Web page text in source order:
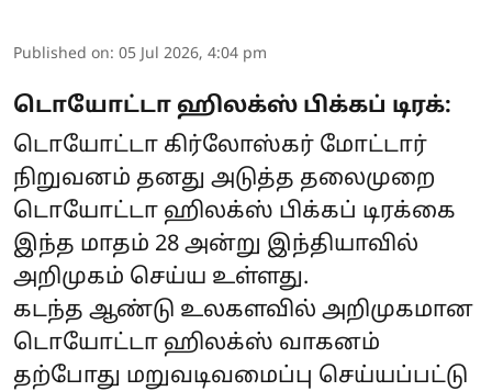
Published on: 05 Jul 2026, 4:04 pm
டொயோட்டா ஹிலக்ஸ் பிக்கப் டிரக்:
டொயோட்டா கிர்லோஸ்கர் மோட்டார்
நிறுவனம் தனது அடுத்த தலைமுறை
டொயோட்டா ஹிலக்ஸ் பிக்கப் டிரக்கை
இந்த மாதம் 28 அன்று இந்தியாவில்
அறிமுகம் செய்ய உள்ளது.
கடந்த ஆண்டு உலகளவில் அறிமுகமான
டொயோட்டா ஹிலக்ஸ் வாகனம்
தற்போது மறுவடிவமைப்பு செய்யப்பட்டு